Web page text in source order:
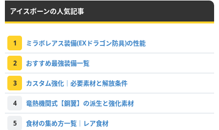
アイスボーンの人気記事
1 ミラボレアス装備(EXドラゴン防具)の性能
2 おすすめ最強装備一覧
3 カスタム強化｜必要素材と解放条件
4 竜熱機関式【鋼翼】の派生と強化素材
5 食材の集め方一覧｜レア食材